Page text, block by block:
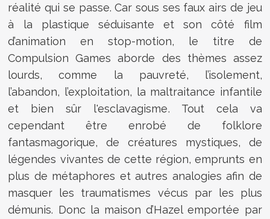
réalité qui se passe. Car sous ses faux airs de jeu
à la plastique séduisante et son côté film
d’animation en stop-motion, le titre de
Compulsion Games aborde des thèmes assez
lourds, comme la pauvreté, l’isolement,
l’abandon, l’exploitation, la maltraitance infantile
et bien sûr l'esclavagisme. Tout cela va
cependant être enrobé de folklore
fantasmagorique, de créatures mystiques, de
légendes vivantes de cette région, emprunts en
plus de métaphores et autres analogies afin de
masquer les traumatismes vécus par les plus
démunis. Donc la maison d’Hazel emportée par